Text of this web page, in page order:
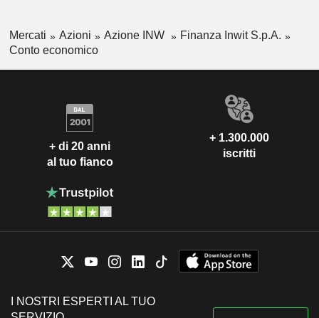
Mercati Azioni Azione INW
Finanza Inwit S.p.A.
Conto economico
+ di 20 anni
al tuo fianco
+ 1.300.000
iscritti
I NOSTRI ESPERTI AL TUO